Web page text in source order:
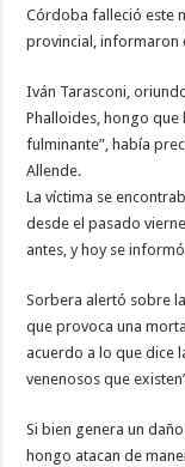
Córdoba falleció este
provincial, informaron
Iván Tarasconi,
Phalloides, hongo que
fulminante”, había
Allende.
La víctima se
desde el pasado
antes, y hoy se
Sorbera alertó sobre
que provoca una
acuerdo a lo que dice
venenosos que
Si bien genera un
hongo atacan de